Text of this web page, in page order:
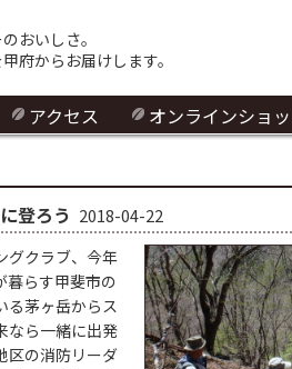
おいしさ。
府からお届けします。
アクセス オンラインショ
登ろう 2018-04-22
グクラブ、今年
暮らす甲斐市の
る茅ヶ岳からス
なら一緒に出発
区の消防リーダ